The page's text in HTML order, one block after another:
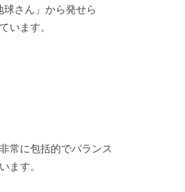
さん」から発せら
います。
常に包括的でバランス
ます。